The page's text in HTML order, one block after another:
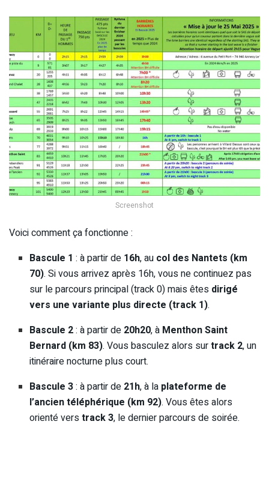
Screenshot
Voici comment ça fonctionne :
Bascule 1 : à partir de 16h, au col des Nantets (km
70). Si vous arrivez après 16h, vous ne continuez pas
sur le parcours principal (track 0) mais êtes dirigé
vers une variante plus directe (track 1).
Bascule 2: à partir de 20h20, à Menthon Saint
Bernard (km 83). Vous basculez alors surtrack 2, un
itinéraire nocturne plus court.
Bascule 3: à partir de 21h, à la plateforme de
l’ancien téléphérique (km 92). Vous êtes alors
orienté verstrack 3, le dernier parcours de soirée.